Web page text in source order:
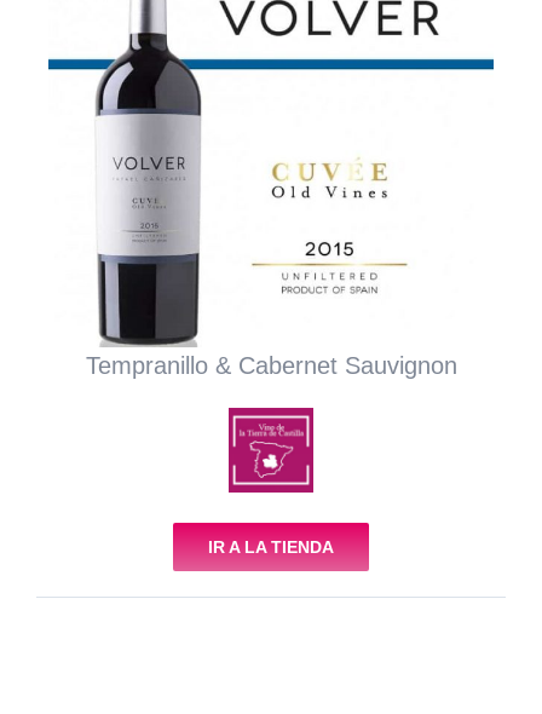
Tempranillo & Cabernet Sauvignon
IR A LA TIENDA